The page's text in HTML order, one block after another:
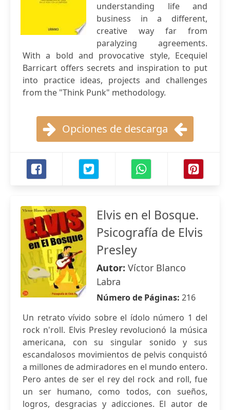
understanding life and
business in a different,
creative way far from
paralyzing agreements.
With a bold and provocative style, Ecequiel
Barricart offers secrets and inspiration to put
into practice ideas, projects and challenges
from the "Think Punk" methodology.
Opciones de descarga
Elvis en el Bosque.
Psicografía de Elvis
Presley
Autor: Víctor Blanco
Labra
Número de Páginas: 216
Un retrato vívido sobre el ídolo número 1 del
rock n'roll. Elvis Presley revolucionó la música
americana, con su singular sonido y sus
escandalosos movimientos de pelvis conquistó
a millones de admiradores en el mundo entero.
Pero antes de ser el rey del rock and roll, fue
un ser humano, como todos, con sueños,
logros, desgracias y adicciones. El autor de